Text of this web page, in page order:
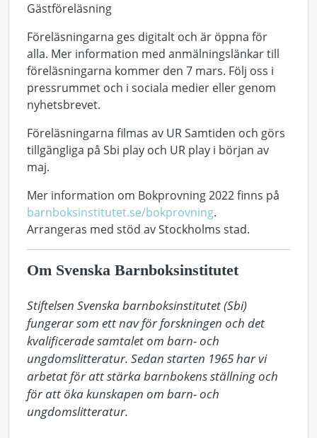
Gästföreläsning
Föreläsningarna ges digitalt och är öppna för
alla. Mer information med anmälningslänkar till
föreläsningarna kommer den 7 mars. Följ oss i
pressrummet och i sociala medier eller genom
nyhetsbrevet.
Föreläsningarna filmas av UR Samtiden och görs
tillgängliga på Sbi play och UR play i början av
maj.
Mer information om Bokprovning 2022 finns på
barnboksinstitutet.se/bokprovning.
Arrangeras med stöd av Stockholms stad.
Om Svenska Barnboksinstitutet
Stiftelsen Svenska barnboksinstitutet (Sbi)
fungerar som ett nav för forskningen och det
kvalificerade samtalet om barn- och
ungdomslitteratur. Sedan starten 1965 har vi
arbetat för att stärka barnbokens ställning och
för att öka kunskapen om barn- och
ungdomslitteratur.